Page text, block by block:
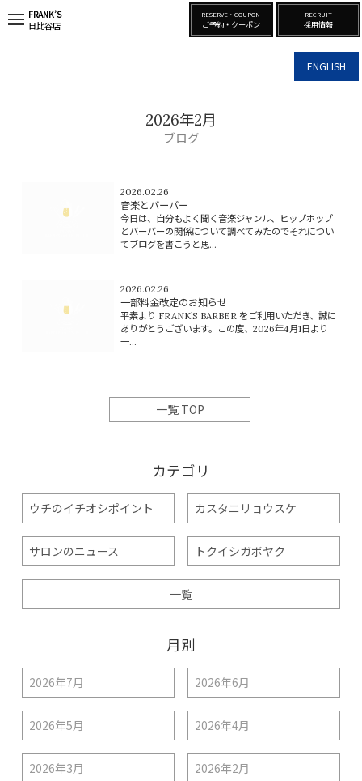
ENGLISH
FRANK’S
日比谷店
RESERVE・COUPON
ご予約・クーポン
RECRUIT
採用情報
2026年2月
ブログ
2026.02.26
音楽とバーバー
今日は、自分もよく聞く音楽ジャンル、ヒップホップ
とバーバーの関係について調べてみたのでそれについ
てブログを書こうと思...
2026.02.26
一部料金改定のお知らせ
平素より FRANK’S BARBER をご利用いただき、誠に
ありがとうございます。この度、2026年4月1日より
一...
一覧 TOP
カテゴリ
ウチのイチオシポイント カスタニリョウスケ
サロンのニュース トクイシガボヤク
一覧
月別
2026年7月 2026年6月
2026年5月 2026年4月
2026年3月 2026年2月
t